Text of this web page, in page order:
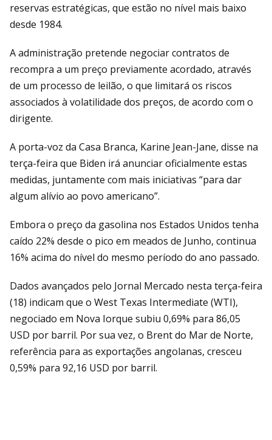
reservas estratégicas, que estão no nível mais baixo
desde 1984.
A administração pretende negociar contratos de
recompra a um preço previamente acordado, através
de um processo de leilão, o que limitará os riscos
associados à volatilidade dos preços, de acordo com o
dirigente.
A porta-voz da Casa Branca, Karine Jean-Jane, disse na
terça-feira que Biden irá anunciar oficialmente estas
medidas, juntamente com mais iniciativas “para dar
algum alívio ao povo americano”.
Embora o preço da gasolina nos Estados Unidos tenha
caído 22% desde o pico em meados de Junho, continua
16% acima do nível do mesmo período do ano passado.
Dados avançados pelo Jornal Mercado nesta terça-feira
(18) indicam que o West Texas Intermediate (WTI),
negociado em Nova Iorque subiu 0,69% para 86,05
USD por barril. Por sua vez, o Brent do Mar de Norte,
referência para as exportações angolanas, cresceu
0,59% para 92,16 USD por barril.